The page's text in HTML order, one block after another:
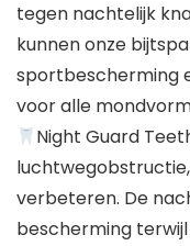
tegen nachtelijk
kunnen onze
sportbescherming
voor alle
Night Guard
verbeteren. De
bescherming